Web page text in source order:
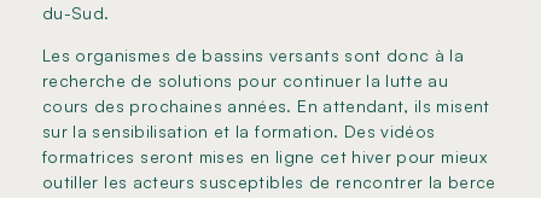
du-Sud.
Les organismes de bassins versants sont donc à la
recherche de solutions pour continuer la lutte au
cours des prochaines années. En attendant, ils misent
sur la sensibilisation et la formation. Des vidéos
formatrices seront mises en ligne cet hiver pour mieux
outiller les acteurs susceptibles de rencontrer la berce